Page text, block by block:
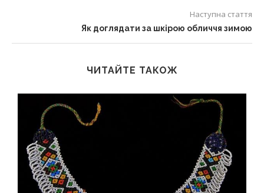
Наступна стаття
Як доглядати за шкірою обличчя зимою
ЧИТАЙТЕ ТАКОЖ